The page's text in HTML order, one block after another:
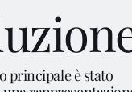
principale è stato